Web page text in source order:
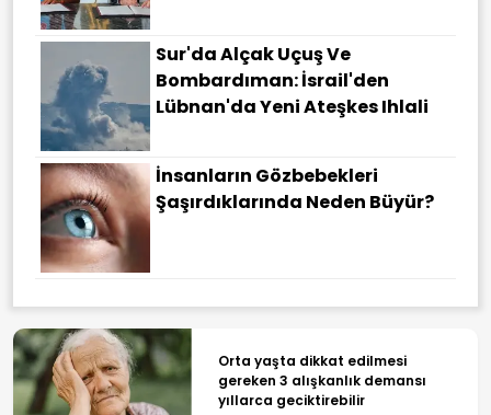
Sur'da Alçak Uçuş Ve
Bombardıman: İsrail'den
Lübnan'da Yeni Ateşkes Ihlali
İnsanların Gözbebekleri
Şaşırdıklarında Neden Büyür?
Orta yaşta dikkat edilmesi
gereken 3 alışkanlık demansı
yıllarca geciktirebilir